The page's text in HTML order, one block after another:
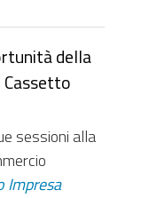
della
Cassetto
sessioni alla
Impresa